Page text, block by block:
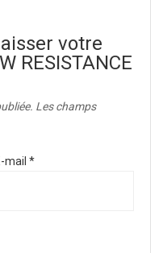
votre
RESISTANCE
Les champs
mail *